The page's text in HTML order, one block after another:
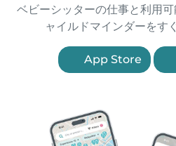
ベビーシッターの仕事と利用
ャイルドマインダーをす
App Store